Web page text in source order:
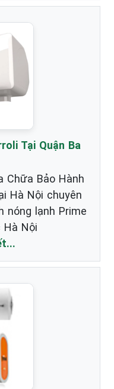
Tại Quận Ba
Chữa Bảo Hành
Hà Nội chuyên
nóng lạnh Prime
Nội